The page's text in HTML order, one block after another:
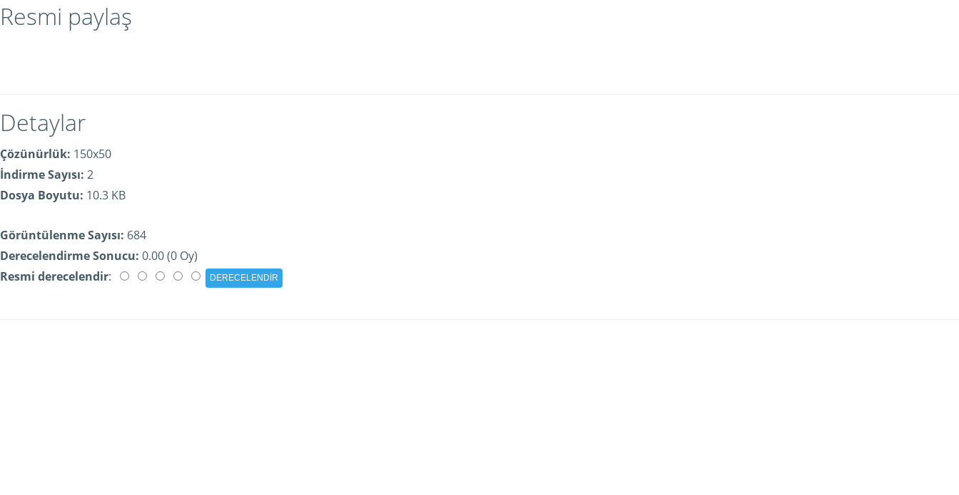
Resmi paylaş
Detaylar
Çözünürlük: 150x50
İndirme Sayısı: 2
Dosya Boyutu: 10.3 KB
Görüntülenme Sayısı: 684
Derecelendirme Sonucu: 0.00 (0 Oy)
Resmi derecelendir: